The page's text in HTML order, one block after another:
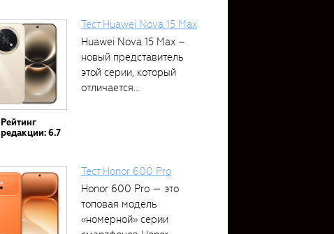
Рейтинг
редакции: 6.7
Тест Huawei Nova 15 Max
Huawei Nova 15 Max –
новый представитель
этой серии, который
отличается...
Тест Honor 600 Pro
Honor 600 Pro — это
топовая модель
«номерной» серии